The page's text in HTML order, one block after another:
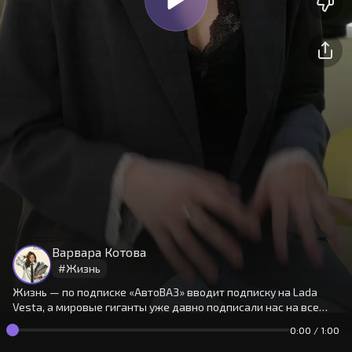
Варвара Котова
#Жизнь
Жизнь — по подписке «АвтоВАЗ» вводит подписку на Lada
Vesta, а мировые гиганты уже давно подписали нас на все
остальное.
0:00 / 1:00
На сайте используются cookies.
Продолжая использовать сайт,
вы принимаетеусловия